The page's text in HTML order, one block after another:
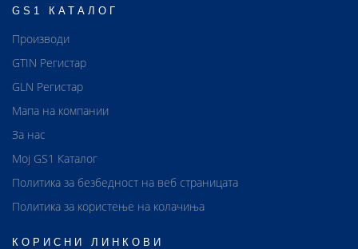
GS1 КАТАЛОГ
Производи
GTIN Регистар
GLN Регистар
Мапа на компании
За нас
Мој GS1 Каталог
Политика за безбедност на веб страницата
Политика за користење на колачиња
КОРИСНИ ЛИНКОВИ